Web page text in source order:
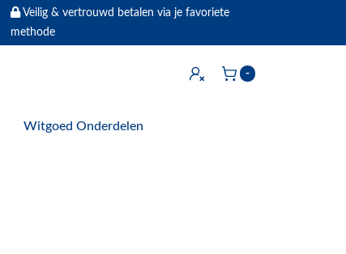
Veilig & vertrouwd betalen via je favoriete
methode
Inloggen -
Witgoed Onderdelen